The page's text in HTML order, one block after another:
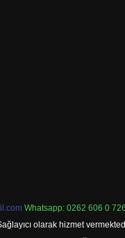
Whatsapp: 0262 606 0 726
olarak hizmet